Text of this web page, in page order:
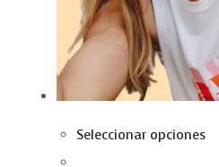
Seleccionar opciones